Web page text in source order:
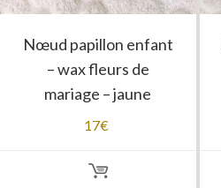
Nœud papillon enfant
– wax fleurs de
mariage – jaune
17€